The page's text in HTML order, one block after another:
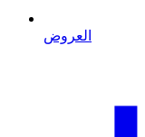
العروض